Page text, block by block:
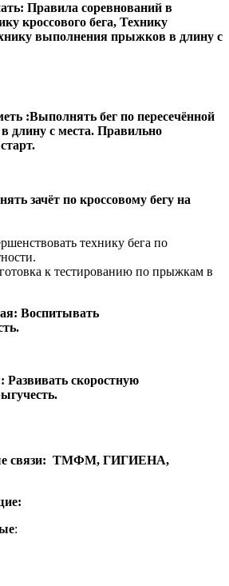
Правила соревнований в
кроссового бега, Технику
выполнения прыжков в длину с
:Выполнять бег по пересечённой
длину с места. Правильно
зачёт по кроссовому бегу на
технику бега по
тестированию по прыжкам в
Воспитывать
скоростную
связи: ТМФМ, ГИГИЕНА,
: